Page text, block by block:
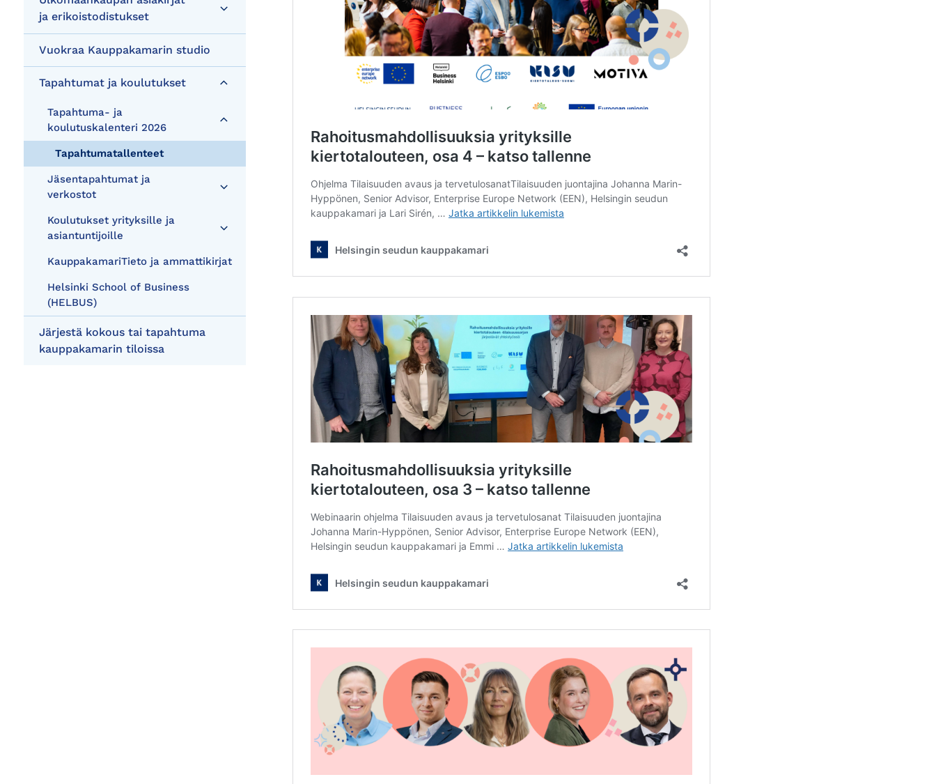
ja erikoistodistukset
Vuokraa Kauppakamarin studio
Tapahtumat ja koulutukset
Tapahtuma- ja
koulutuskalenteri 2026
Tapahtumatallenteet
Jäsentapahtumat ja
verkostot
Koulutukset yrityksille ja
asiantuntijoille
KauppakamariTieto ja ammattikirjat
Helsinki School of Business
(HELBUS)
Järjestä kokous tai tapahtuma
kauppakamarin tiloissa